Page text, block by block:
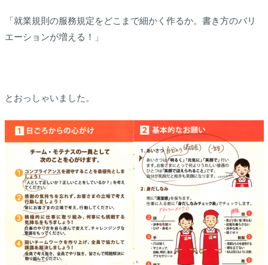
「就業規則の服務規定をどこまで細かく作るか。書き方のバリ
エーションが増える！」
とおっしゃいました。